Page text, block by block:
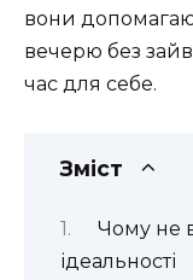
вони
вечерю без
час для себе.
Зміст
Чому не
ідеальності